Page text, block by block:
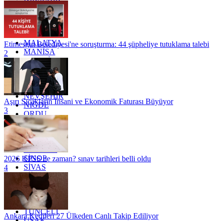
KOCAELİ
KONYA
KÜTAHYA
KİLİS
MALATYA
MANİSA
MARDİN
MERSİN
MUĞLA
MUŞ
NEVŞEHİR
NİĞDE
ORDU
OSMANİYE
RİZE
SAKARYA
SAMSUN
SİNOP
SİVAS
SİİRT
TEKİRDAĞ
TOKAT
TRABZON
TUNCELİ
Etimesgut Belediyesi'ne soruşturma: 44 şüpheliye tutuklama talebi
2
Aşırı Sıcakların İnsani ve Ekonomik Faturası Büyüyor
3
2026 KPSS ne zaman? sınav tarihleri belli oldu
4
Ankara Kedileri 27 Ülkeden Canlı Takip Ediliyor